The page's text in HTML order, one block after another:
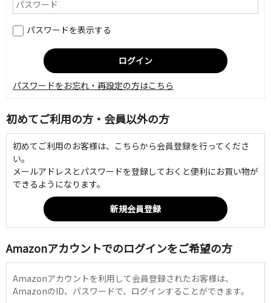
パスワードを表示する
パスワードをお忘れ・再設定の方はこちら
初めてご利用の方・会員以外の方
初めてご利用のお客様は、こちらから会員登録を行ってくださ
い。
メールアドレスとパスワードを登録しておくと便利にお買い物が
できるようになります。
Amazonアカウントでのログインをご希望の方
Amazonアカウントを利用して会員登録されたお客様は、
AmazonのID、パスワードで、ログインすることができます。